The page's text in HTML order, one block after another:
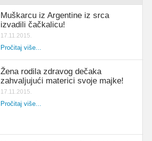
Muškarcu iz Argentine iz srca
izvadili čačkalicu!
17.11.2015.
Pročitaj više...
Žena rodila zdravog dečaka
zahvaljujući materici svoje majke!
17.11.2015.
Pročitaj više...